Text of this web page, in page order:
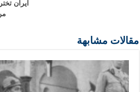
ايران
مقالات مشابهة